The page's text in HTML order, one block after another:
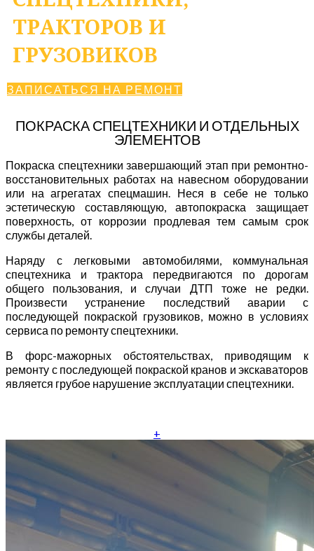
ТРАКТОРОВ И
ГРУЗОВИКОВ
ЗАПИСАТЬСЯ НА РЕМОНТ
ПОКРАСКА СПЕЦТЕХНИКИ И ОТДЕЛЬНЫХ
ЭЛЕМЕНТОВ
Покраска спецтехники завершающий этап при ремонтно-
восстановительных работах на навесном оборудовании
или на агрегатах спецмашин. Неся в себе не только
эстетическую составляющую, автопокраска защищает
поверхность, от коррозии продлевая тем самым срок
службы деталей.
Наряду с легковыми автомобилями, коммунальная
спецтехника и трактора передвигаются по дорогам
общего пользования, и случаи ДТП тоже не редки.
Произвести устранение последствий аварии с
последующей покраской грузовиков, можно в условиях
сервиса по ремонту спецтехники.
В форс-мажорных обстоятельствах, приводящим к
ремонту с последующей покраской кранов и экскаваторов
является грубое нарушение эксплуатации спецтехники.
+